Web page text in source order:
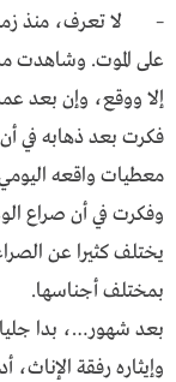
– لا تعرف، منذ زمن
على الموت. وشاهدت
إلا ووقع، وإن بعد
فكرت بعد ذهابه في
معطيات واقعه
وفكرت في أن صراع
يختلف كثيرا عن
بمختلف أجناسها.
بعد شهور…، بدا جليا
وإيثاره رفقة الإناث،